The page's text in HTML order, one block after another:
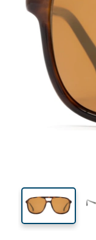
46 mm
Высота